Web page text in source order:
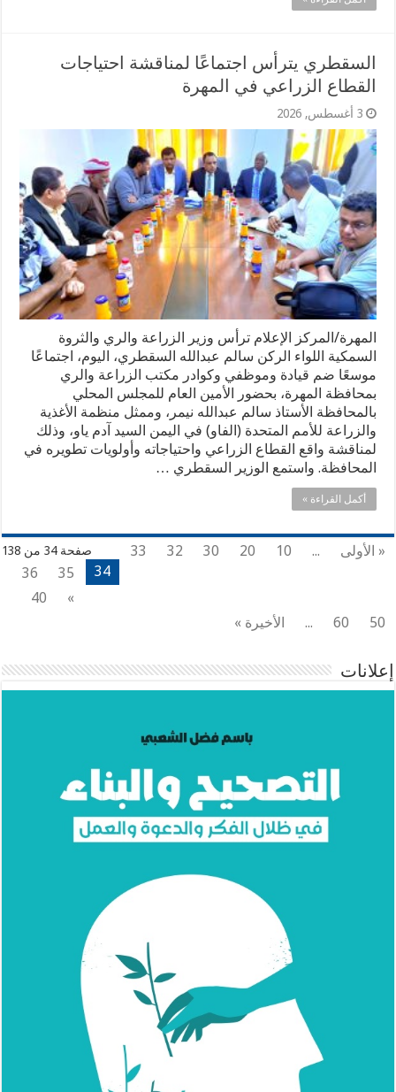
السقطري يترأس اجتماعًا لمناقشة احتياجات
القطاع الزراعي في المهرة
3 أغسطس, 2026
المهرة/المركز الإعلام ترأس وزير الزراعة والري والثروة
السمكية اللواء الركن سالم عبدالله السقطري، اليوم، اجتماعًا
موسعًا ضم قيادة وموظفي وكوادر مكتب الزراعة والري
بمحافظة المهرة، بحضور الأمين العام للمجلس المحلي
بالمحافظة الأستاذ سالم عبدالله نيمر، وممثل منظمة الأغذية
والزراعة للأمم المتحدة (الفاو) في اليمن السيد آدم ياو، وذلك
لمناقشة واقع القطاع الزراعي واحتياجاته وأولويات تطويره في
المحافظة. واستمع الوزير السقطري …
أكمل القراءة »
صفحة 34 من 138 « الأولى ...
10
20
30
32
33
34
35
36
»
40
50
60
... الأخيرة »
إعلانات